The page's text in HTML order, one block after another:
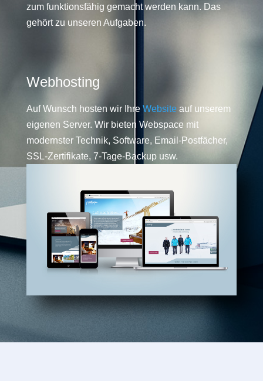
zum funktionsfähig gemacht werden kann. Das
gehört zu unseren Aufgaben.
Webhosting
Auf Wunsch hosten wir Ihre Website auf unserem
eigenen Server. Wir bieten Webspace mit
modernster Technik, Software, Email-Postfächer,
SSL-Zertifikate, 7-Tage-Backup usw.